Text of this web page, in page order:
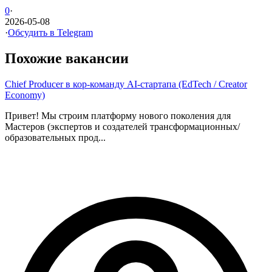
0·
2026-05-08
·Обсудить в Telegram
Похожие вакансии
Chief Producer в кор-команду AI-стартапа (EdTech / Creator
Economy)
Привет! Мы строим платформу нового поколения для
Мастеров (экспертов и создателей трансформационных/
образовательных прод...